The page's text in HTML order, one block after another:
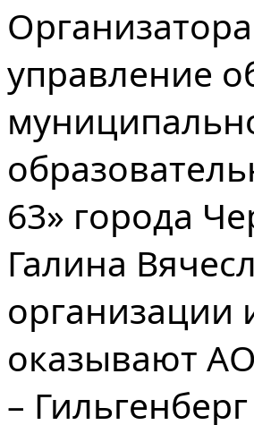
управление
63» города
Галина
организации
оказывают
–